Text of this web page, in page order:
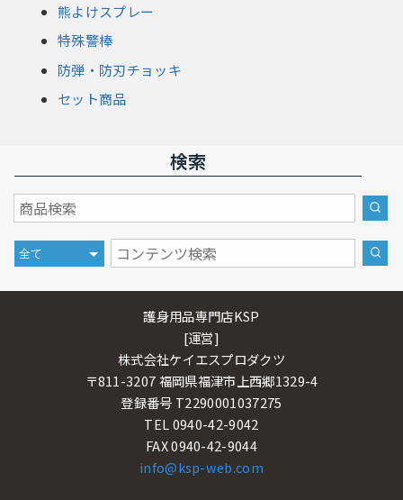
熊よけスプレー
特殊警棒
防弾・防刃チョッキ
セット商品
検索
護身用品専門店KSP
[運営]
株式会社ケイエスプロダクツ
〒811-3207 福岡県福津市上西郷1329-4
登録番号 T2290001037275
TEL 0940-42-9042
FAX 0940-42-9044
info@ksp-web.com